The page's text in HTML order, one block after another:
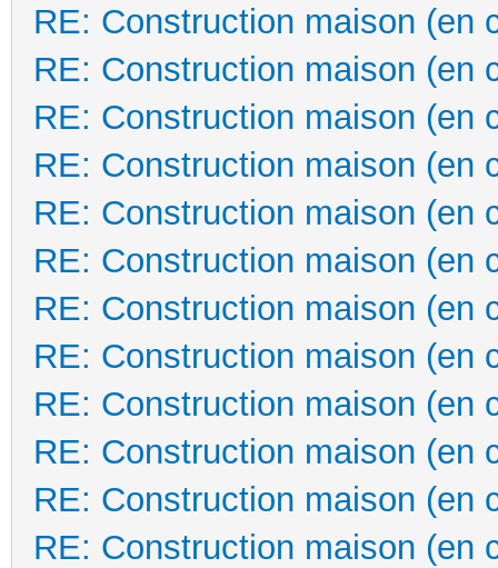
RE: Construction maison (en
RE: Construction maison (en
RE: Construction maison (en
RE: Construction maison (en
RE: Construction maison (en
RE: Construction maison (en
RE: Construction maison (en
RE: Construction maison (en
RE: Construction maison (en
RE: Construction maison (en
RE: Construction maison (en
RE: Construction maison (en